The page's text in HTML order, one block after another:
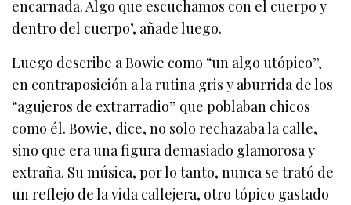
encarnada. Algo que escuchamos con el cuerpo y
dentro del cuerpo’, añade luego.
Luego describe a Bowie como “un algo utópico”,
en contraposición a la rutina gris y aburrida de los
“agujeros de extrarradio” que poblaban chicos
como él. Bowie, dice, no solo rechazaba la calle,
sino que era una figura demasiado glamorosa y
extraña. Su música, por lo tanto, nunca se trató de
un reflejo de la vida callejera, otro tópico gastado